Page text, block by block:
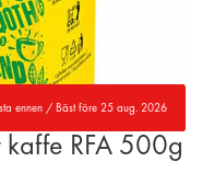
ennen / Bäst före 25 aug. 2026
RFA 500g